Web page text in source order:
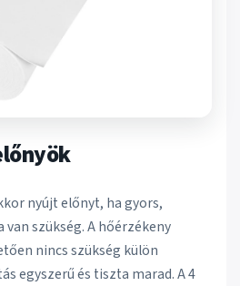
nyújt előnyt, ha gyors,
szükség. A hőérzékeny
nincs szükség külön
egyszerű és tiszta marad. A 4